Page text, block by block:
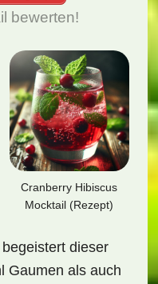
bewerten!
Cranberry Hibiscus
Mocktail (Rezept)
dieser
Gaumen als auch